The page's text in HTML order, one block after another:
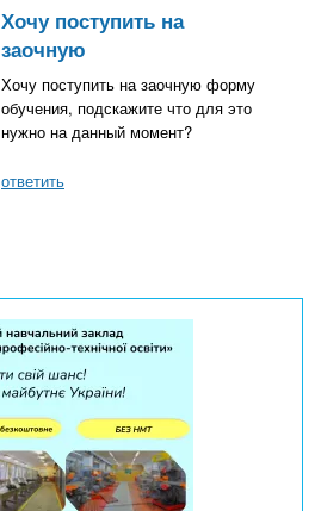
Хочу поступить на
заочную
Хочу поступить на заочную форму
обучения, подскажите что для это
нужно на данный момент?
ответить